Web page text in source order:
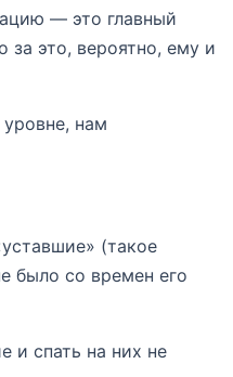
— это главный
за это, вероятно, ему и
нам
(такое
было со времен его
и спать на них не